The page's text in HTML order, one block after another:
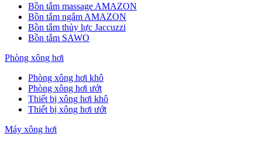
Bồn tắm massage AMAZON
Bồn tắm ngâm AMAZON
Bồn tắm thủy lực Jaccuzzi
Bồn tắm SAWO
Phòng xông hơi
Phòng xông hơi khô
Phòng xông hơi ướt
Thiết bị xông hơi khô
Thiết bị xông hơi ướt
Máy xông hơi